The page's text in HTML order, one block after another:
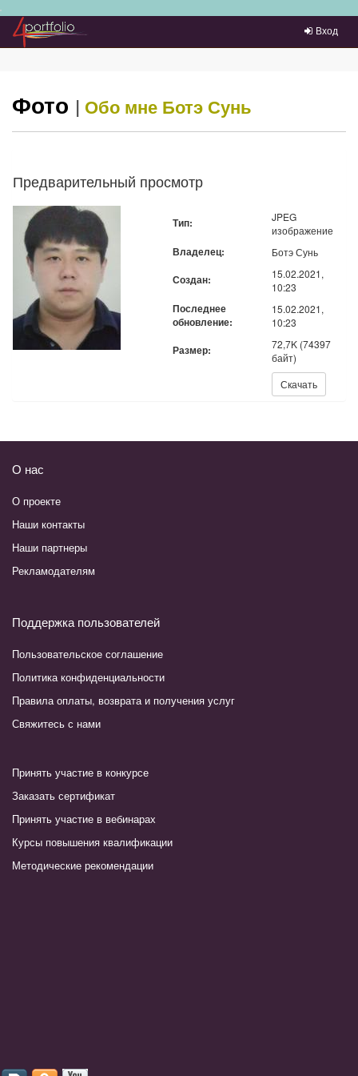
Преейти на главное меню
Вход
Фото | Обо мне Ботэ Сунь
Предварительный просмотр
Тип:
JPEG
изображение
Владелец: Ботэ Сунь
Создан:
15.02.2021,
10:23
Последнее
обновление:
15.02.2021,
10:23
Размер:
72,7K (74397
байт)
Скачать
О нас
О проекте
Наши контакты
Наши партнеры
Рекламодателям
Поддержка пользователей
Пользовательское соглашение
Политика конфиденциальности
Правила оплаты, возврата и получения услуг
Свяжитесь с нами
Принять участие в конкурсе
Заказать сертификат
Принять участие в вебинарах
Курсы повышения квалификации
Методические рекомендации